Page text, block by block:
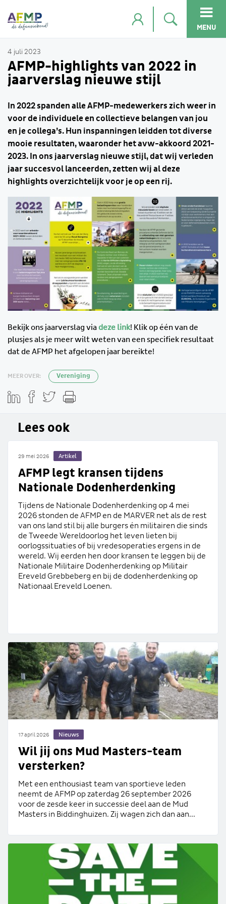
MENU
4 juli 2023
AFMP-highlights van 2022 in
jaarverslag nieuwe stijl
In 2022 spanden alle AFMP-medewerkers zich weer in
voor de individuele en collectieve belangen van jou
en je collega’s. Hun inspanningen leidden tot diverse
mooie resultaten, waaronder het avw-akkoord 2021-
2023. In ons jaarverslag nieuwe stijl, dat wij verleden
jaar succesvol lanceerden, zetten wij al deze
highlights overzichtelijk voor je op een rij.
Bekijk ons jaarverslag viadeze link! Klik op één van de
plusjes als je meer wilt weten van een specifiek resultaat
dat de AFMP het afgelopen jaar bereikte!
MEER OVER: Vereniging
Lees ook
29 mei 2026 Artikel
AFMP legt kransen tijdens
Nationale Dodenherdenking
Tijdens de Nationale Dodenherdenking op 4 mei
2026 stonden de AFMP en de MARVER net als de rest
van ons land stil bij alle burgers én militairen die sinds
de Tweede Wereldoorlog het leven lieten bij
oorlogssituaties of bij vredesoperaties ergens in de
wereld. Wij eerden hen door kransen te leggen bij de
Nationale Militaire Dodenherdenking op Militair
Ereveld Grebbeberg en bij de dodenherdenking op
Nationaal Ereveld Loenen.
17 april 2026 Nieuws
Wil jij ons Mud Masters-team
versterken?
Met een enthousiast team van sportieve leden
neemt de AFMP op zaterdag 26 september 2026
voor de zesde keer in successie deel aan de Mud
Masters in Biddinghuizen. Zij wagen zich dan aan...